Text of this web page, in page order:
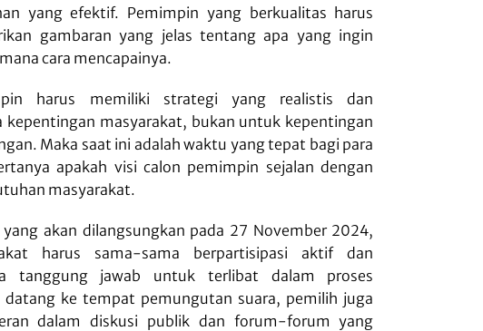
yang efektif. Pemimpin yang berkualitas harus
gambaran yang jelas tentang apa yang ingin
cara mencapainya.
harus memiliki strategi yang realistis dan
kepentingan masyarakat, bukan untuk kepentingan
Maka saat ini adalah waktu yang tepat bagi para
apakah visi calon pemimpin sejalan dengan
masyarakat.
akan dilangsungkan pada 27 November 2024,
harus sama-sama berpartisipasi aktif dan
tanggung jawab untuk terlibat dalam proses
datang ke tempat pemungutan suara, pemilih juga
dalam diskusi publik dan forum-forum yang